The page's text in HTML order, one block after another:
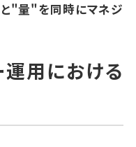
"量"を同時にマネジ
運用における